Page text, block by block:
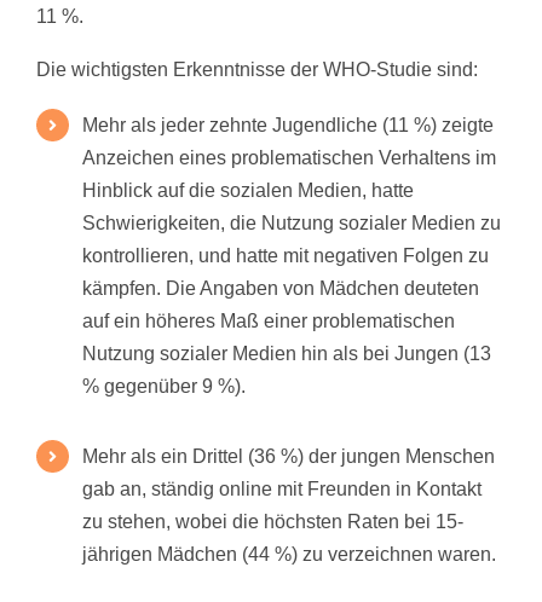
11 %.
Die wichtigsten Erkenntnisse der WHO-Studie sind:
Mehr als jeder zehnte Jugendliche (11 %) zeigte
Anzeichen eines problematischen Verhaltens im
Hinblick auf die sozialen Medien, hatte
Schwierigkeiten, die Nutzung sozialer Medien zu
kontrollieren, und hatte mit negativen Folgen zu
kämpfen. Die Angaben von Mädchen deuteten
auf ein höheres Maß einer problematischen
Nutzung sozialer Medien hin als bei Jungen (13
% gegenüber 9 %).
Mehr als ein Drittel (36 %) der jungen Menschen
gab an, ständig online mit Freunden in Kontakt
zu stehen, wobei die höchsten Raten bei 15-
jährigen Mädchen (44 %) zu verzeichnen waren.